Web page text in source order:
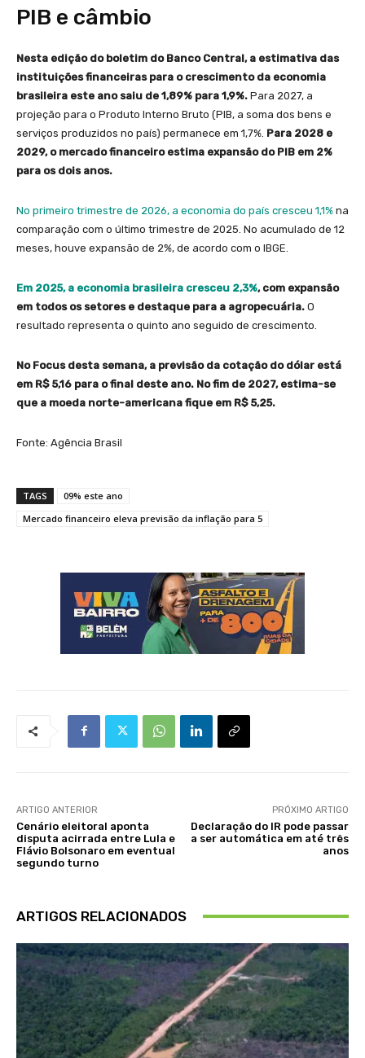
PIB e câmbio
Nesta edição do boletim do Banco Central, a estimativa das
instituições financeiras para o crescimento da economia
brasileira este ano saiu de 1,89% para 1,9%. Para 2027, a
projeção para o Produto Interno Bruto (PIB, a soma dos bens e
serviços produzidos no país) permanece em 1,7%. Para 2028 e
2029, o mercado financeiro estima expansão do PIB em 2%
para os dois anos.
No primeiro trimestre de 2026, a economia do país cresceu ​1,1% na
comparação com o último trimestre de 2025. No acumulado de 12
meses, houve expansão de 2%, de acordo com o IBGE.
Em 2025, a economia brasileira cresceu 2,3%, com expansão
em todos os setores e destaque para a agropecuária. O
resultado representa o quinto ano seguido de crescimento.
No Focus desta semana, a previsão da cotação do dólar está
em R$ 5,16 para o final deste ano. No fim de 2027, estima-se
que a moeda norte-americana fique em R$ 5,25.
Fonte: Agência Brasil
TAGS
09% este ano
Mercado financeiro eleva previsão da inflação para 5
ARTIGO ANTERIOR
Cenário eleitoral aponta
disputa acirrada entre Lula e
Flávio Bolsonaro em eventual
segundo turno
PRÓXIMO ARTIGO
Declaração do IR pode passar
a ser automática em até três
anos
ARTIGOS RELACIONADOS